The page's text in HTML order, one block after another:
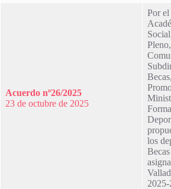
Acuerdo nº26/2025
23 de octubre de 2025
Por
los